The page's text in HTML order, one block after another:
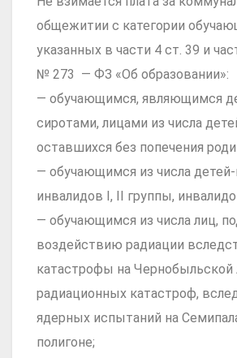
общежитии с категории
указанных в части 4 ст. 39 и
№ 273 — ФЗ «Об образовании»:
— обучающимся, являющимся
сиротами, лицами из числа
оставшихся без попечения
— обучающимся из числа
инвалидов I, II группы,
— обучающимся из числа лиц,
воздействию радиации
катастрофы на
радиационных катастроф,
ядерных испытаний на
полигоне;